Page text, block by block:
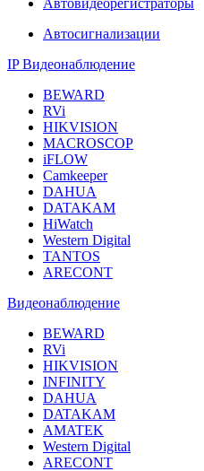
Автовидеорегистраторы
Автосигнализации
IP Видеонаблюдение
BEWARD
RVi
HIKVISION
MACROSCOP
iFLOW
Camkeeper
DAHUA
DATAKAM
HiWatch
Western Digital
TANTOS
ARECONT
Видеонаблюдение
BEWARD
RVi
HIKVISION
INFINITY
DAHUA
DATAKAM
AMATEK
Western Digital
ARECONT